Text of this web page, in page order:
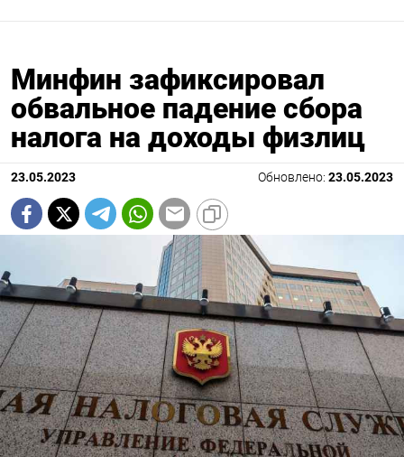
Минфин зафиксировал
обвальное падение сбора
налога на доходы физлиц
23.05.2023 Обновлено: 23.05.2023